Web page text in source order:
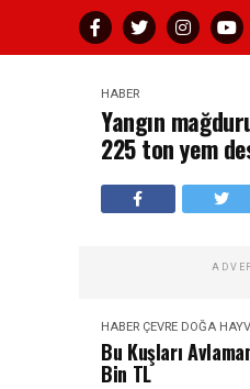
HABER
Yangın
225 ton yem
HABER ÇEVRE DOĞA
Bu Kuşları
Bin TL